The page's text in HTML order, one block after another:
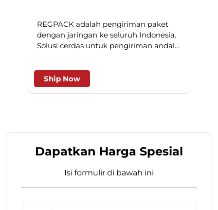
REGPACK adalah pengiriman paket
dengan jaringan ke seluruh Indonesia.
Solusi cerdas untuk pengiriman andal
Ship Now
Dapatkan Harga Spesial
Isi formulir di bawah ini